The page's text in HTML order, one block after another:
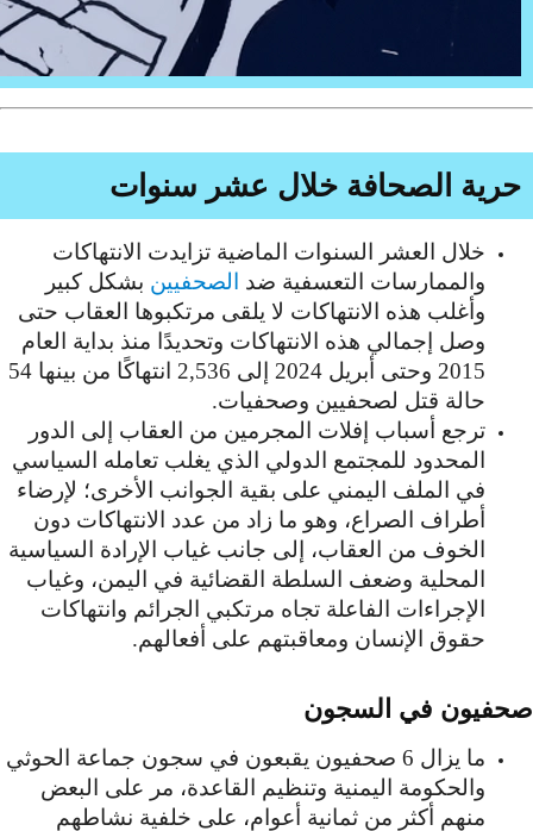
حرية الصحافة خلال عشر سنوات
خلال العشر السنوات الماضية تزايدت الانتهاكات
والممارسات التعسفية ضد
الصحفيين بشكل كبير
وأغلب هذه الانتهاكات لا يلقى مرتكبوها العقاب حتى
وصل إجمالي هذه الانتهاكات وتحديدًا منذ بداية العام
2015 وحتى أبريل 2024 إلى 2,536 انتهاكًا من بينها 54
حالة قتل لصحفيين وصحفيات.
ترجع أسباب إفلات المجرمين من العقاب إلى الدور
المحدود للمجتمع الدولي الذي يغلب تعامله السياسي
في الملف اليمني على بقية الجوانب الأخرى؛ لإرضاء
أطراف الصراع، وهو ما زاد من عدد الانتهاكات دون
الخوف من العقاب، إلى جانب غياب الإرادة السياسية
المحلية وضعف السلطة القضائية في اليمن، وغياب
الإجراءات الفاعلة تجاه مرتكبي الجرائم وانتهاكات
حقوق الإنسان ومعاقبتهم على أفعالهم.
صحفيون في السجون
ما يزال 6 صحفيون يقبعون في سجون جماعة الحوثي
والحكومة اليمنية وتنظيم القاعدة، مر على البعض
منهم أكثر من ثمانية أعوام، على خلفية نشاطهم